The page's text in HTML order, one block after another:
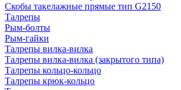
Скобы такелажные прямые тип G2150
Талрепы
Рым-болты
Рым-гайки
Талрепы вилка-вилка
Талрепы вилка-вилка (закрытого типа)
Талрепы кольцо-кольцо
Талрепы крюк-кольцо